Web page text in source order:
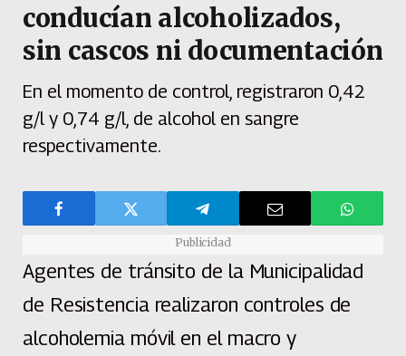
conducían alcoholizados,
sin cascos ni documentación
En el momento de control, registraron 0,42
g/l y 0,74 g/l, de alcohol en sangre
respectivamente.
Publicidad
Agentes de tránsito de la Municipalidad
de Resistencia realizaron controles de
alcoholemia móvil en el macro y